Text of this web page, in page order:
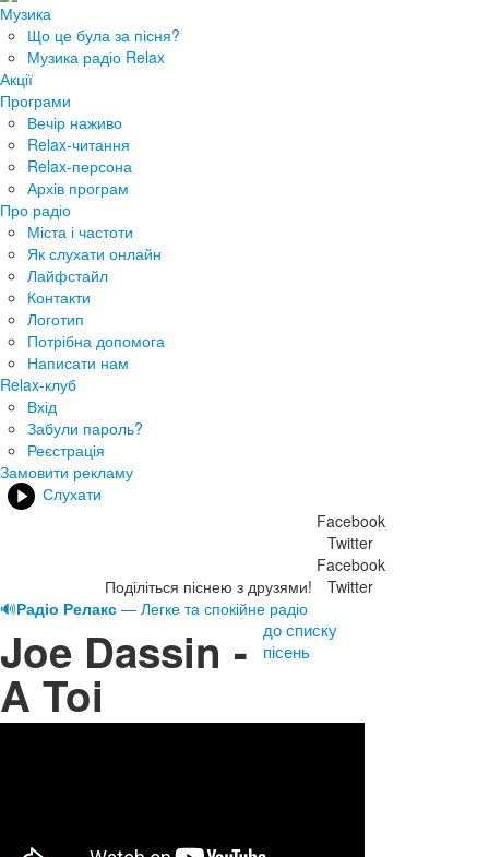
Музика
Що це була за пісня?
Музика радіо Relax
Акції
Програми
Вечір наживо
Relax-читання
Relax-персона
Архів програм
Про радіо
Міста і частоти
Як слухати онлайн
Лайфстайл
Контакти
Логотип
Потрібна допомога
Написати нам
Relax-клуб
Вхід
Забули пароль?
Реєстрація
Замовити рекламу
Слухати
Поділіться піснею з друзями!
Facebook
Twitter
Facebook
Twitter
🔊Радіо Релакс — Легке та спокійне радіо
Joe Dassin -
A Toi
до списку
пісень